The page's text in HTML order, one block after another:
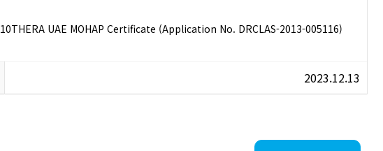
10THERA UAE MOHAP Certificate (Application No. DRCLAS-2013-005116)
2023.12.13